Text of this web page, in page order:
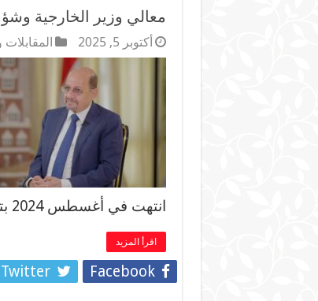
معالي وزير الخارجية
أكتوبر 5, 2025
انتهت في أغسطس 2024 بتسلم الحكومة …
اقرأ المزيد
Facebook
Twitter